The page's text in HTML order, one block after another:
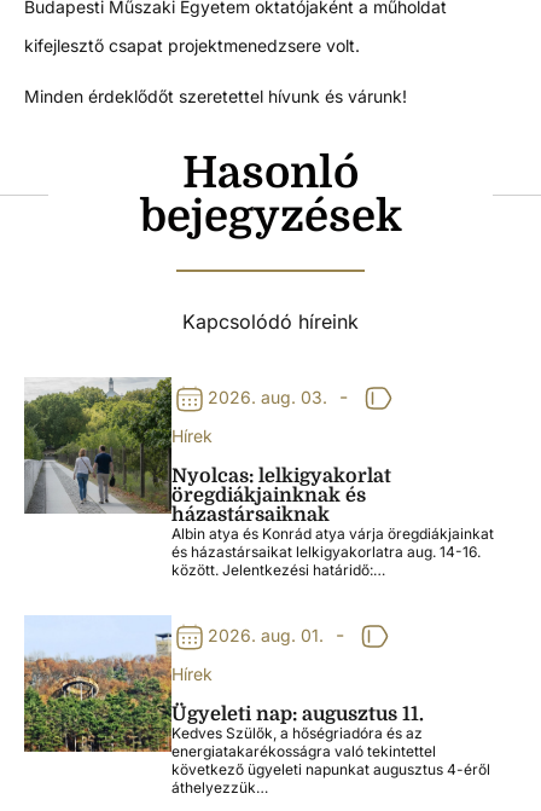
Budapesti Műszaki Egyetem oktatójaként a műholdat
kifejlesztő csapat projektmenedzsere volt.
Minden érdeklődőt szeretettel hívunk és várunk!
Hasonló
bejegyzések
Kapcsolódó híreink
2026. aug. 03. -
Hírek
Nyolcas: lelkigyakorlat
öregdiákjainknak és
házastársaiknak
Albin atya és Konrád atya várja öregdiákjainkat
és házastársaikat lelkigyakorlatra aug. 14-16.
között. Jelentkezési határidő:…
2026. aug. 01. -
Hírek
Ügyeleti nap: augusztus 11.
Kedves Szülők, a hőségriadóra és az
energiatakarékosságra való tekintettel
következő ügyeleti napunkat augusztus 4-éről
áthelyezzük…